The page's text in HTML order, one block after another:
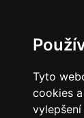
Tyto
cookies